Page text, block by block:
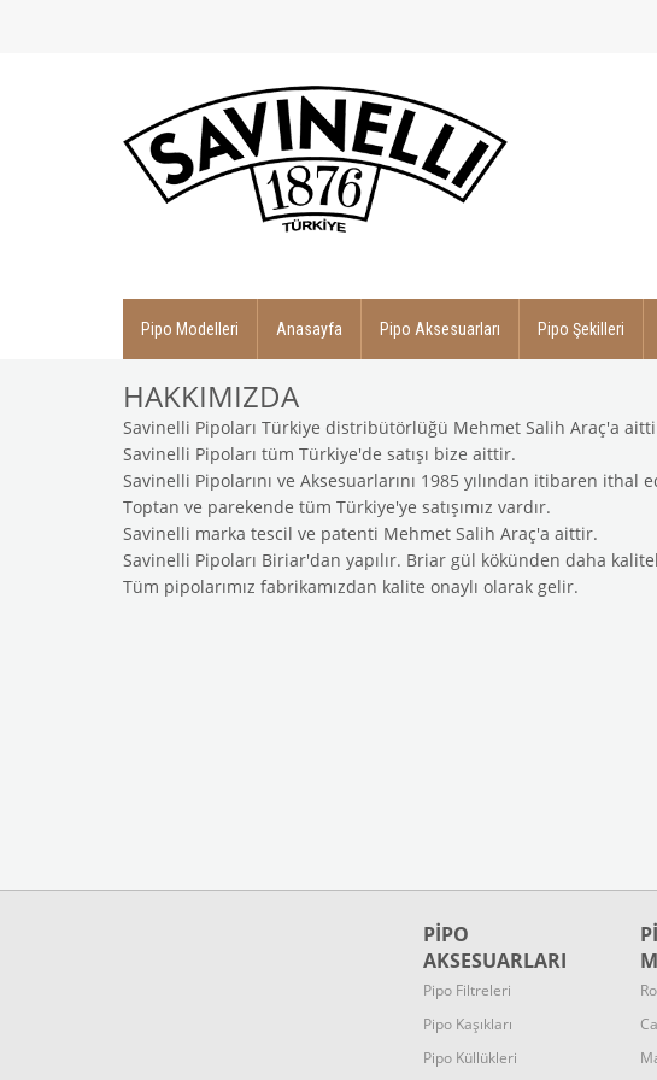
Pipo Modelleri Anasayfa Pipo Aksesuarları Pipo Şekilleri
HAKKIMIZDA
Savinelli Pipoları Türkiye distribütörlüğü Mehmet Salih Araç'a
Savinelli Pipoları tüm Türkiye'de satışı bize aittir.
Savinelli Pipolarını ve Aksesuarlarını 1985 yılından itibaren ithal
Toptan ve parekende tüm Türkiye'ye satışımız vardır.
Savinelli marka tescil ve patenti Mehmet Salih Araç'a aittir.
Savinelli Pipoları Biriar'dan yapılır. Briar gül kökünden daha
Tüm pipolarımız fabrikamızdan kalite onaylı olarak gelir.
PİPO
AKSESUARLARI
Pipo Filtreleri
Pipo Kaşıkları
Pipo Küllükleri